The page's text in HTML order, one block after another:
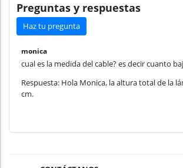
Preguntas y respuestas
Haz tu pregunta
monica
cual es la medida del cable? es decir cuanto
Respuesta: Hola Monica, la altura total de la
cm.